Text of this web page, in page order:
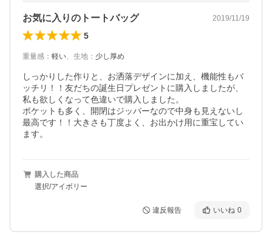
お気に入りのトートバッグ 2019/11/19
5
重量感 ： 軽い、 生地 ： 少し厚め
しっかりした作りと、お洒落デザインに加え、機能性もバ
ッチリ！！友だちの誕生日プレゼントに購入しましたが、
私も欲しくなって色違いで購入しました。
ポケットも多く、開閉はジッパーなので中身も見えないし
最高です！！大きさも丁度よく、お出かけ用に重宝してい
ます。
購入した商品
選択/アイボリー
違反報告 いいね 0